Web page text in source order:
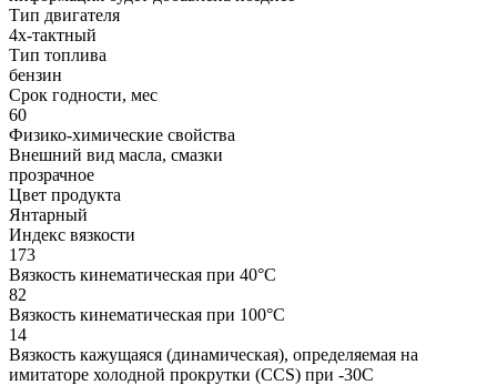
Тип двигателя
4х-тактный
Тип топлива
бензин
Срок годности, мес
60
Физико-химические свойства
Внешний вид масла, смазки
прозрачное
Цвет продукта
Янтарный
Индекс вязкости
173
Вязкость кинематическая при 40°С
82
Вязкость кинематическая при 100°С
14
Вязкость кажущаяся (динамическая), определяемая на
имитаторе холодной прокрутки (CCS) при -30С